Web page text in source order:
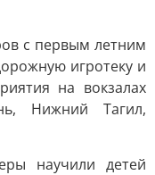
с первым летним
игротеку и
на вокзалах
Нижний Тагил,
научили детей